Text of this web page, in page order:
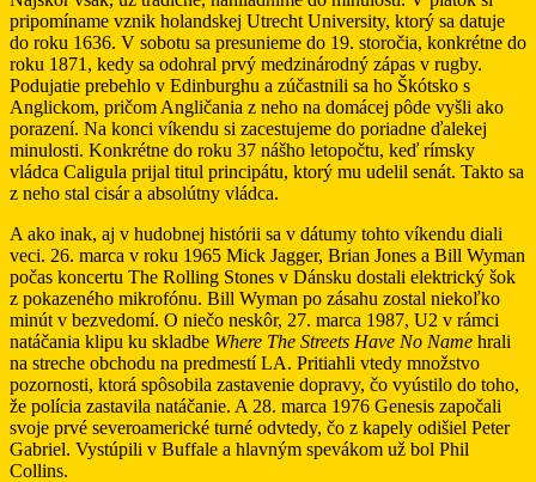
pripomíname vznik holandskej Utrecht University, ktorý sa datuje
do roku 1636. V sobotu sa presunieme do 19. storočia, konkrétne do
roku 1871, kedy sa odohral prvý medzinárodný zápas v rugby.
Podujatie prebehlo v Edinburghu a zúčastnili sa ho Škótsko s
Anglickom, pričom Angličania z neho na domácej pôde vyšli ako
porazení. Na konci víkendu si zacestujeme do poriadne ďalekej
minulosti. Konkrétne do roku 37 nášho letopočtu, keď rímsky
vládca Caligula prijal titul principátu, ktorý mu udelil senát. Takto sa
z neho stal cisár a absolútny vládca.
A ako inak, aj v hudobnej histórii sa v dátumy tohto víkendu diali
veci. 26. marca v roku 1965 Mick Jagger, Brian Jones a Bill Wyman
počas koncertu The Rolling Stones v Dánsku dostali elektrický šok
z pokazeného mikrofónu. Bill Wyman po zásahu zostal niekoľko
minút v bezvedomí. O niečo neskôr, 27. marca 1987, U2 v rámci
natáčania klipu ku skladbe Where The Streets Have No Name hrali
na streche obchodu na predmestí LA. Pritiahli vtedy množstvo
pozornosti, ktorá spôsobila zastavenie dopravy, čo vyústilo do toho,
že polícia zastavila natáčanie. A 28. marca 1976 Genesis započali
svoje prvé severoamerické turné odvtedy, čo z kapely odišiel Peter
Gabriel. Vystúpili v Buffale a hlavným spevákom už bol Phil
Collins.